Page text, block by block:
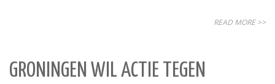
READ MORE >>
GRONINGEN WIL ACTIE TEGEN